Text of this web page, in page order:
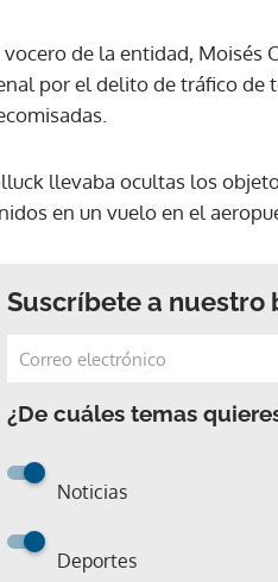
vocero de la entidad, Moisés
por el delito de tráfico de
llevaba ocultas los
en un vuelo en el
Suscríbete a nuestro
¿De cuáles temas
Noticias
Deportes